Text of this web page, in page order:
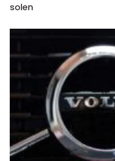
solen